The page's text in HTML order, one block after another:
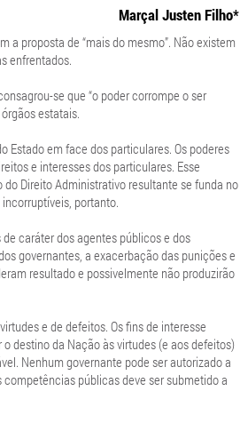
Marçal Justen Filho*
proposta de “mais do mesmo”. Não existem
enfrentados.
se que “o poder corrompe o ser
estatais.
em face dos particulares. Os poderes
e interesses dos particulares. Esse
do Direito Administrativo resultante se funda no
portanto.
caráter dos agentes públicos e dos
governantes, a exacerbação das punições e
resultado e possivelmente não produzirão
e de defeitos. Os fins de interesse
destino da Nação às virtudes (e aos defeitos)
Nenhum governante pode ser autorizado a
públicas deve ser submetido a